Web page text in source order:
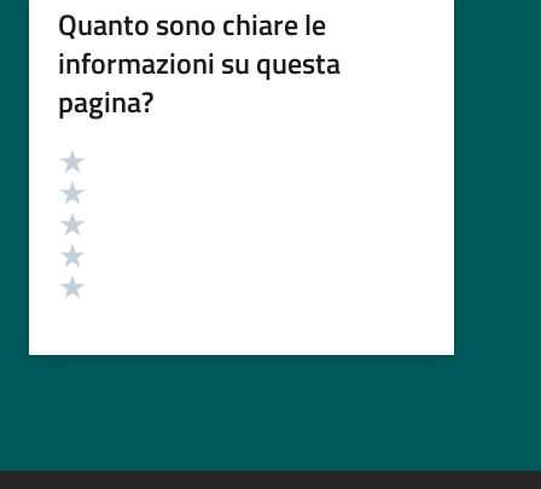
Quanto sono chiare le
informazioni su questa
pagina?
Valutazione